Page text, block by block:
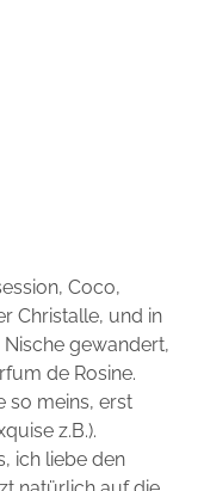
Coco,
Christalle, und in
gewandert,
de Rosine.
so meins, erst
z.B.).
ich liebe den